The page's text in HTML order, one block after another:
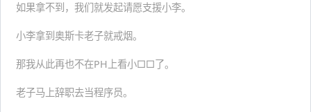
如果拿不到，我们就发起请愿支援小李。
小李拿到奥斯卡老子就戒烟。
那我从此再也不在PH上看小□□了。
老子马上辞职去当程序员。